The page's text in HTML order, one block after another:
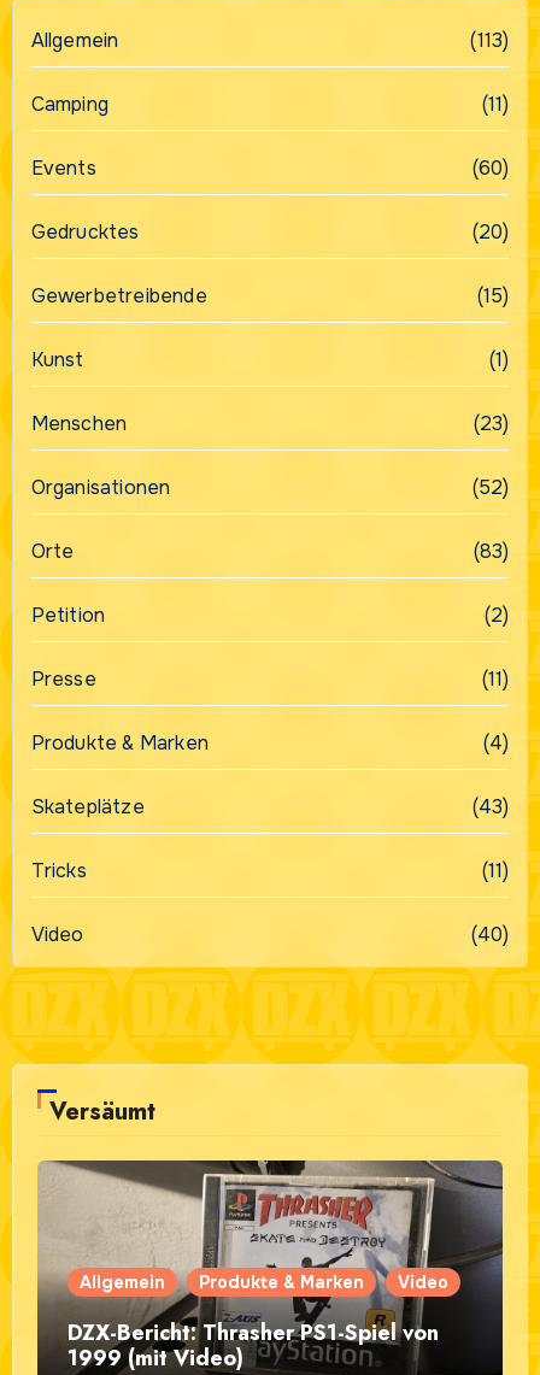
Allgemein (113)
Camping (11)
Events (60)
Gedrucktes (20)
Gewerbetreibende (15)
Kunst (1)
Menschen (23)
Organisationen (52)
Orte (83)
Petition (2)
Presse (11)
Produkte & Marken (4)
Skateplätze (43)
Tricks (11)
Video (40)
Versäumt
Allgemein Produkte & Marken Video
DZX-Bericht: Thrasher PS1-Spiel von
1999 (mit Video)